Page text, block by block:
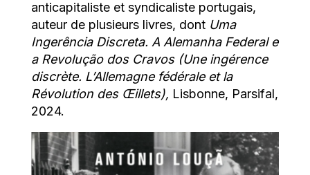
anticapitaliste et syndicaliste portugais,
auteur de plusieurs livres, dont Uma
Ingerência Discreta. A Alemanha Federal e
a Revolução dos Cravos (Une ingérence
discrète. L’Allemagne fédérale et la
Révolution des Œillets), Lisbonne, Parsifal,
2024.